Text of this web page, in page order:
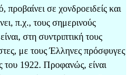
σε χονδροειδείς και
π.χ., τους σημερινούς
στη συντριπτική τους
με τους Έλληνες πρόσφυγες
του 1922. Προφανώς, είναι